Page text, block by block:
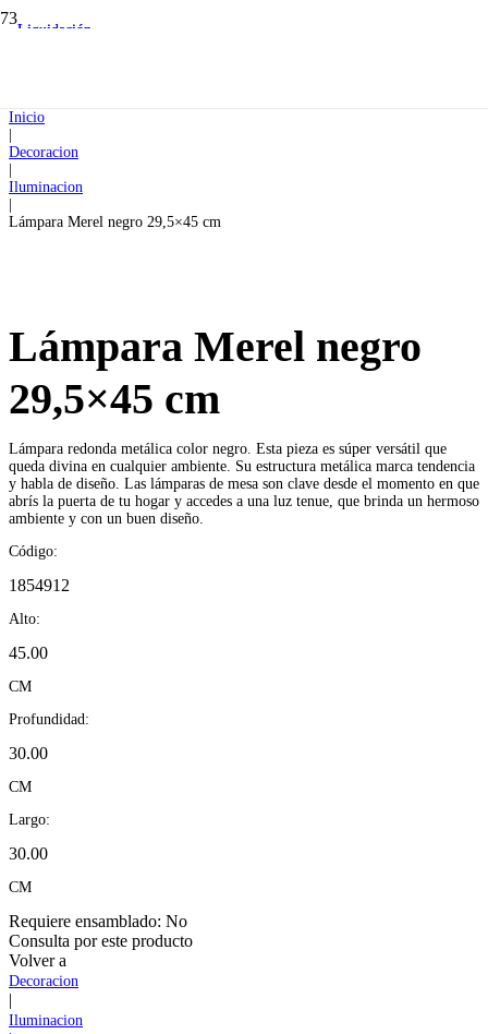
Inicio
Decoracion
Iluminacion
Lámpara Merel negro 29,5×45 cm
Lámpara Merel negro
29,5×45 cm
Lámpara redonda metálica color negro. Esta pieza es súper versátil que
queda divina en cualquier ambiente. Su estructura metálica marca tendencia
y habla de diseño. Las lámparas de mesa son clave desde el momento en que
abrís la puerta de tu hogar y accedes a una luz tenue, que brinda un hermoso
ambiente y con un buen diseño.
Código:
1854912
Alto:
45.00
CM
Profundidad:
30.00
CM
Largo:
30.00
CM
Requiere ensamblado: No
Consulta por este producto
Volver a
Decoracion
|
Iluminacion
Liquidación
Liquidación